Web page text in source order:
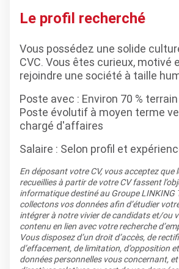
Le profil recherché
Vous possédez une solide
CVC. Vous êtes curieux, motivé
rejoindre une société à taille
Poste avec : Environ 70 %
Poste évolutif à moyen terme
chargé d'affaires
Salaire : Selon profil et
En déposant votre CV, vous acceptez
recueillies à partir de votre CV fassent
informatique destiné au Groupe LINKING
collectons vos données afin d’étudier
intégrer à notre vivier de candidats et/ou
contenu en lien avec votre recherche
Vous disposez d’un droit d’accès, de
d’effacement, de limitation, d’opposition
données personnelles vous concernant,